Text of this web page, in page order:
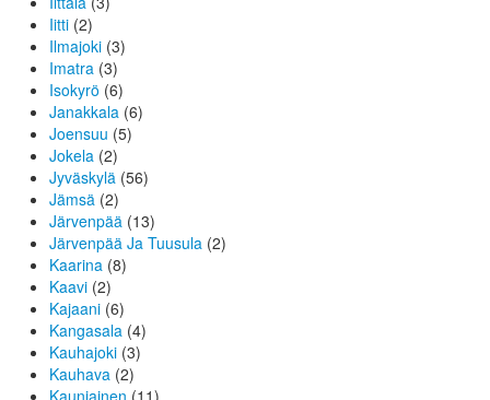
Iitti (2)
Ilmajoki (3)
Imatra (3)
Isokyrö (6)
Janakkala (6)
Joensuu (5)
Jokela (2)
Jyväskylä (56)
Jämsä (2)
Järvenpää (13)
Järvenpää Ja Tuusula (2)
Kaarina (8)
Kaavi (2)
Kajaani (6)
Kangasala (4)
Kauhajoki (3)
Kauhava (2)